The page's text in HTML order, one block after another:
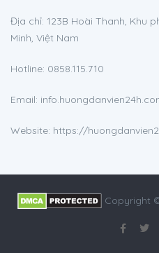
Địa chỉ: 123B Hoài Thanh, Khu
Minh, Việt Nam
Hotline: 0858.115.710
Email:
Website: https://
Copyright